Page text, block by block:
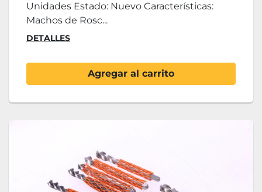
Unidades Estado: Nuevo Características:
Machos de Rosc...
DETALLES
Agregar al carrito